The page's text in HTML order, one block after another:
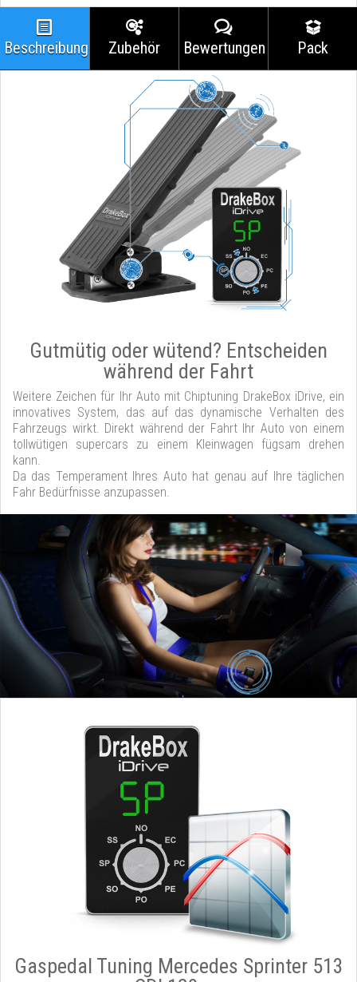
Beschreibung Zubehör Bewertungen Pack
Gutmütig oder wütend? Entscheiden
während der Fahrt
Weitere Zeichen für Ihr Auto mit Chiptuning DrakeBox iDrive, ein
innovatives System, das auf das dynamische Verhalten des
Fahrzeugs wirkt. Direkt während der Fahrt Ihr Auto von einem
tollwütigen supercars zu einem Kleinwagen fügsam drehen
kann.
Da das Temperament Ihres Auto hat genau auf Ihre täglichen
Fahr Bedürfnisse anzupassen.
Gaspedal Tuning Mercedes Sprinter 513